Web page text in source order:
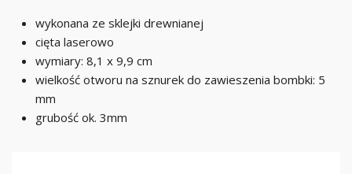
wykonana ze sklejki drewnianej
cięta laserowo
wymiary: 8,1 x 9,9 cm
wielkość otworu na sznurek do zawieszenia bombki: 5
mm
grubość ok. 3mm